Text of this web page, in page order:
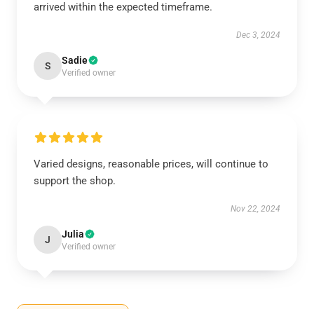
arrived within the expected timeframe.
Dec 3, 2024
S Sadie
Verified owner
Varied designs, reasonable prices, will continue to
support the shop.
Nov 22, 2024
J Julia
Verified owner